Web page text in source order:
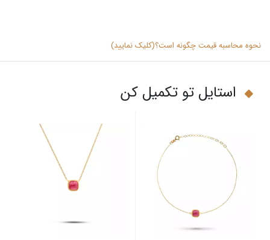
نحوه محاسبه قیمت چگونه است؟(کلیک نمایید)
استایل تو تکمیل کن